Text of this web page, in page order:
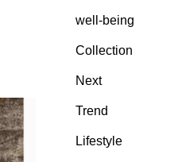
well-being
Collection
Next
Trend
Lifestyle